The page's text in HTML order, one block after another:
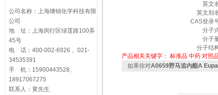
公司名称：上海继锦化学科技有限
公司
地 址：上海闵行区绿莲路100弄
45号
电 话：400-002-6926 、021-
34535391
手 机：15900443528、
18917067275
联系人：黄先生
英文
英文别
CAS登录
分子
分子
分子结
产品相关关键字： 标准品 中药 对照
如果你对A0659野马追内酯A